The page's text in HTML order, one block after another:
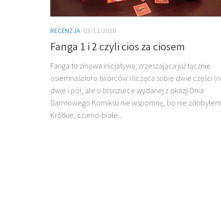
RECENZJA 03/12/2020
Fanga 1 i 2 czyli cios za ciosem
Fanga to zinowa inicjatywa, zrzeszająca już łącznie
osiemnaścioro twórców i licząca sobie dwie części
dwie i pół, ale o broszurce wydanej z okazji Dnia
Darmowego Komiksu nie wspomnę, bo nie
Krótkie, czarno-białe...